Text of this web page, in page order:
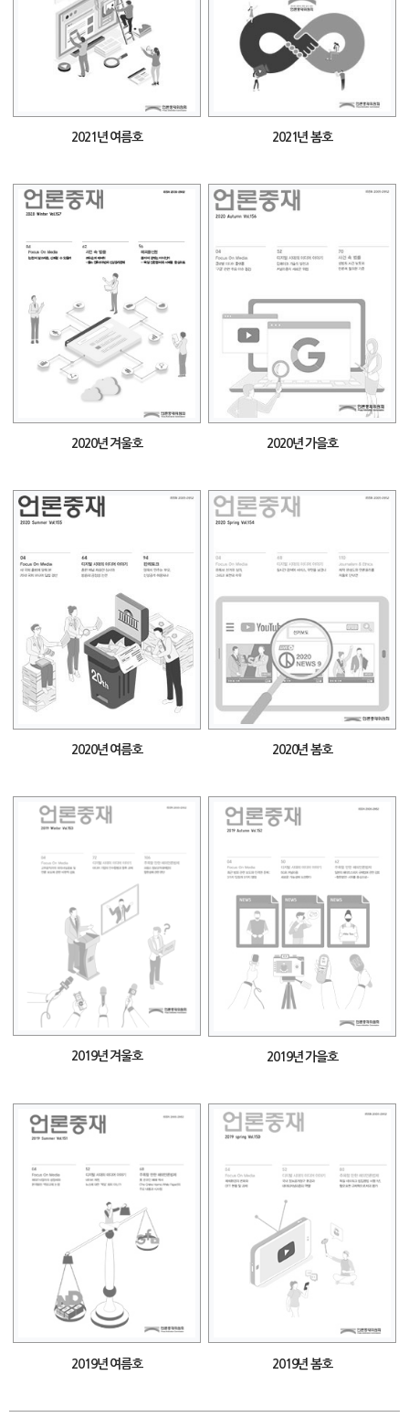
2021년 여름호 2021년 봄호
2020년 겨울호 2020년 가을호
2020년 여름호 2020년 봄호
2019년 겨울호 2019년 가을호
2019년 여름호 2019년 봄호